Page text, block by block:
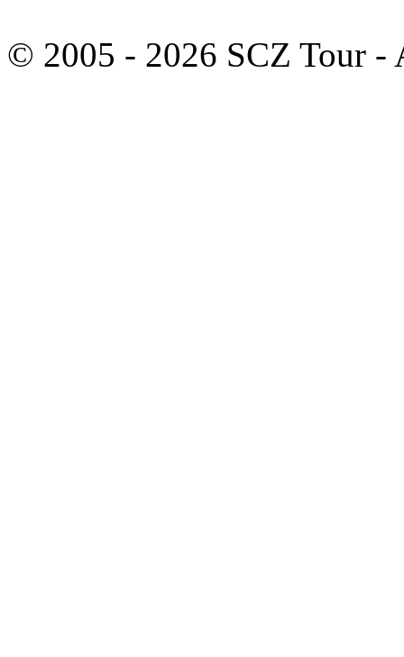
© 2005 - 2026 SCZ Tour -